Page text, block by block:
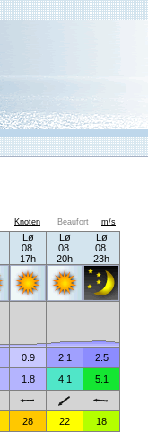
Knoten Beaufort m/s
Lø
08.
17h
Lø
08.
20h
Lø
08.
23h
0.9 2.1
2.5
1.8 4.1
5.1
28 22
18